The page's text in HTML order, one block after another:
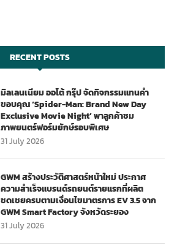
RECENT POSTS
มิลเลนเนียม ออโต้ กรุ๊ป จัดกิจกรรมแทนคำ
ขอบคุณ ‘Spider-Man: Brand New Day
Exclusive Movie Night’ พาลูกค้าชม
ภาพยนตร์ฟอร์มยักษ์รอบพิเศษ
31 July 2026
GWM สร้างประวัติศาสตร์หน้าใหม่ ประกาศ
ความสำเร็จแบรนด์รถยนต์รายแรกที่ผลิต
ชดเชยครบตามเงื่อนไขมาตรการ EV 3.5 จาก
GWM Smart Factory จังหวัดระยอง
31 July 2026